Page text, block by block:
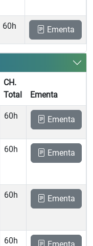
60h Ementa
CH.
Total
Ementa
60h Ementa
60h Ementa
60h Ementa
60h